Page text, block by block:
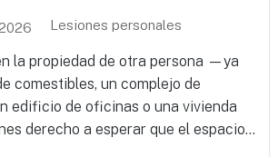
Lesiones personales
la propiedad de otra persona —ya
comestibles, un complejo de
edificio de oficinas o una vivienda
derecho a esperar que el espacio...